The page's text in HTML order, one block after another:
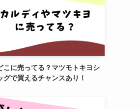
こに売ってる？マツモトキヨシ
グで買えるチャンスあり！